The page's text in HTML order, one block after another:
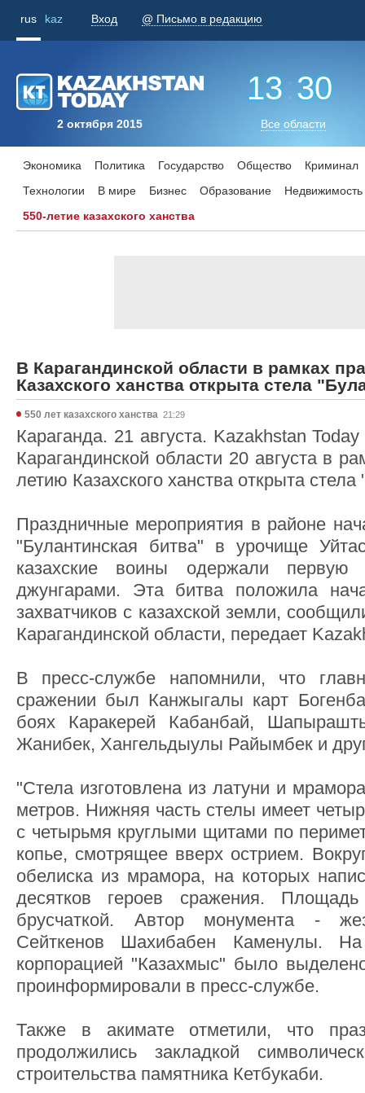
rus kaz Вход @ Письмо в редакцию
2 октября 2015
13:30
Все области
Экономика Политика Государство Общество
Криминал
Технологии
В мире Бизнес Образование
Недвижимость
550-летие казахского ханства
В Карагандинской области в рамках
Казахского ханства открыта стела
550 лет казахского ханства 21:29
Караганда. 21 августа. Kazakhstan
Карагандинской области 20 августа в
летию Казахского ханства открыта
Праздничные мероприятия в районе
"Булантинская битва" в урочище
казахские воины одержали
джунгарами. Эта битва положила
захватчиков с казахской земли,
Карагандинской области, передает
В пресс-службе напомнили, что
сражении был Канжыгалы карт
боях Каракерей Кабанбай,
Жанибек, Хангельдыулы Райымбек и
"Стела изготовлена из латуни и
метров. Нижняя часть стелы имеет
с четырьмя круглыми щитами по
копье, смотрящее вверх острием.
обелиска из мрамора, на которых
десятков героев сражения.
брусчаткой. Автор монумента -
Сейткенов Шахибабен Каменулы.
корпорацией "Казахмыс" было
проинформировали в пресс-службе.
Также в акимате отметили, что
продолжились закладкой
строительства памятника Кетбукаби.